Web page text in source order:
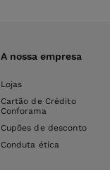
A nossa empresa
Lojas
Cartão de Crédito
Conforama
Cupões de desconto
Conduta ética